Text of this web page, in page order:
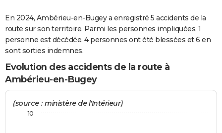
GUIDES D'ACHAT
BONS PLANS
CARTE DE VOEUX
Carte de Noël
Carte Bonne année
Carte Saint-Valentin
Carte Pâques
Carte d'anniversaire
DICTIONNAIRE
Dictionnaire
Biographies
Citations
Expressions
Proverbes
PROGRAMME TV
En 2024, Ambérieu-en-Bugey a enregistré 5 accidents de la
route sur son territoire. Parmi les personnes impliquées, 1
personne est décédée, 4 personnes ont été blessées et 6 en
sont sorties indemnes.
Evolution des accidents de la route à
Ambérieu-en-Bugey
(source : ministère de l'Intérieur)
10